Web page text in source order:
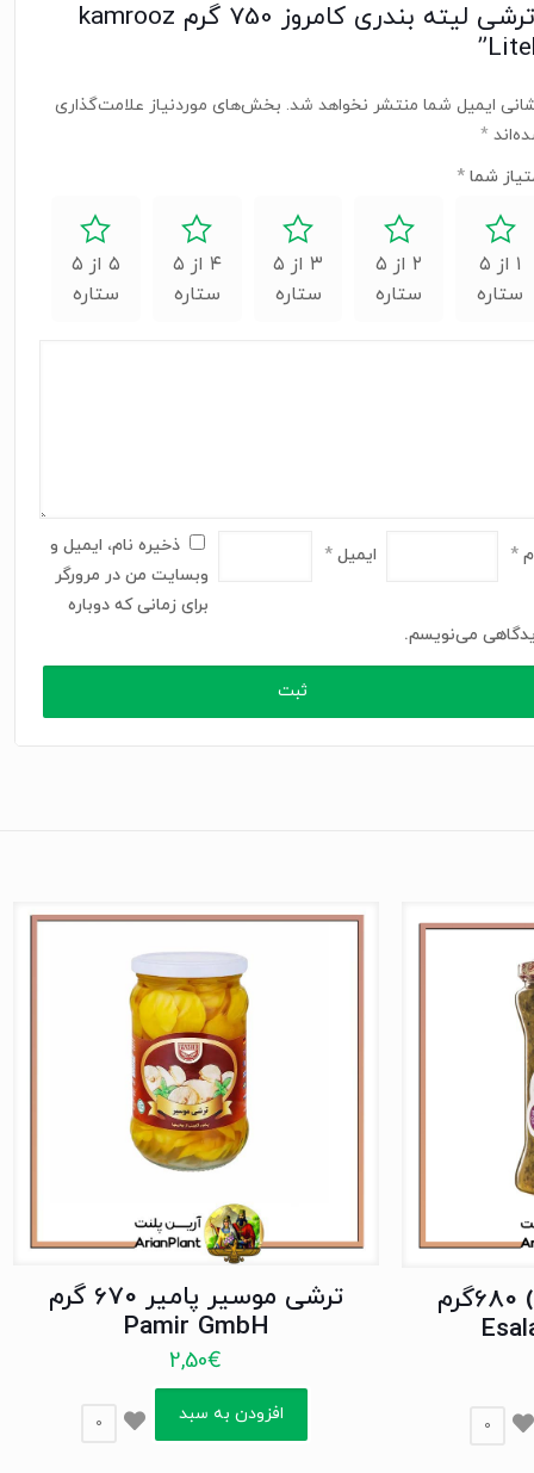
“ترشی لیته بندری کامروز 750 گرم kamrooz
ایمیل شما منتشر نخواهد شد. بخش‌های موردنیاز علامت‌گذاری
*
شما *
۱ از ۵
ستاره
۲ از ۵
ستاره
۳ از ۵
ستاره
۴ از ۵
ستاره
۵ از ۵
ستاره
* ایمیل*
ذخیره نام، ایمیل و
وبسایت من در مرورگر
برای زمانی که دوباره
می‌نویسم.
ترشی لیته (اصالت) 680گرم
0
ترشی موسیر پامیر 670 گرم
Pamir GmbH
2,50€
افزودن به سبد 0